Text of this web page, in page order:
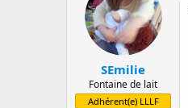
SEmilie
Fontaine de lait
Adhérent(e) LLLF